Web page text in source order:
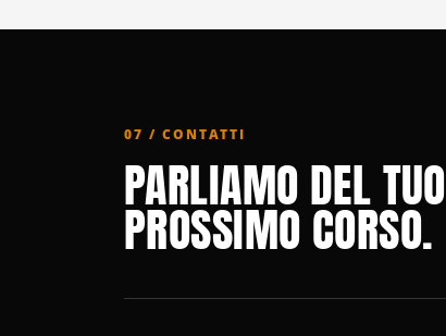
07 / CONTATTI
PARLIAMO DEL TUO
PROSSIMO CORSO.